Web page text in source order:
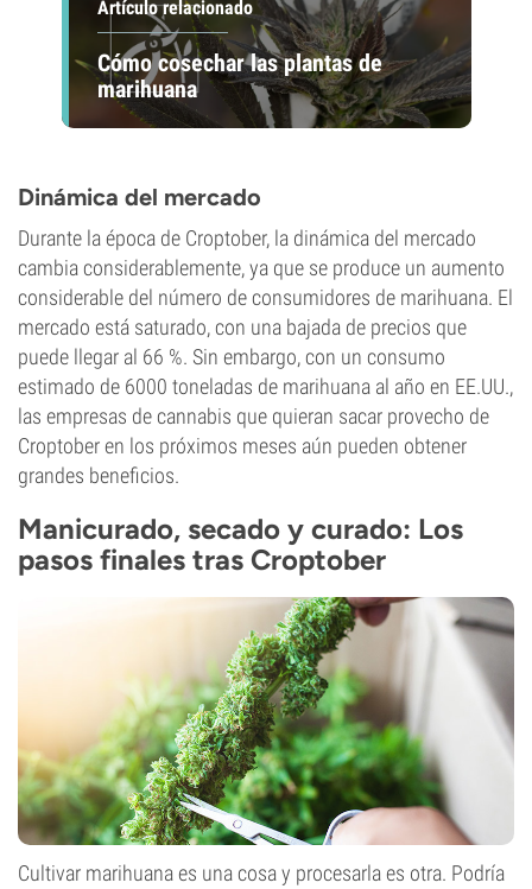
Artículo relacionado
Cómo cosechar las plantas de
marihuana
Dinámica del mercado
Durante la época de Croptober, la dinámica del mercado
cambia considerablemente, ya que se produce un aumento
considerable del número de consumidores de marihuana. El
mercado está saturado, con una bajada de precios que
puede llegar al 66 %. Sin embargo, con un consumo
estimado de 6000 toneladas de marihuana al año en EE.UU.,
las empresas de cannabis que quieran sacar provecho de
Croptober en los próximos meses aún pueden obtener
grandes beneficios.
Manicurado, secado y curado: Los
pasos finales tras Croptober
Cultivar marihuana es una cosa y procesarla es otra. Podría